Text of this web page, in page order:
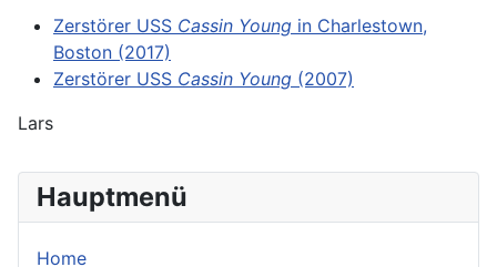
Hauptmenü
Home
Zerstörer USS Cassin Young in Charlestown,
Boston (2017)
Zerstörer USS Cassin Young (2007)
Lars